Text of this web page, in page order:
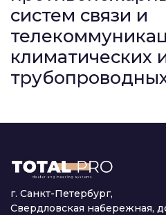
систем связи и
климатических
г. Санкт-Петербург,
Свердловская набережная,